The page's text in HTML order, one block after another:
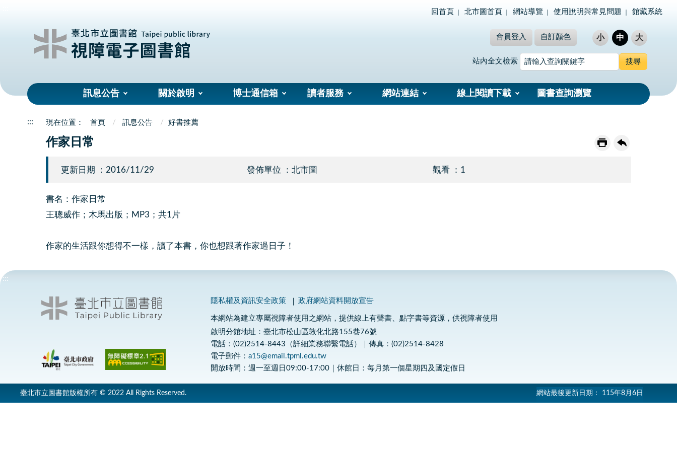
回首頁 北市圖首頁 網站導覽 使用說明與常見問題 館藏系統
會員登入 自訂顏色 小 中 大
站內全文檢索
訊息公告 關於啟明 博士通信箱 讀者服務 網站連結 線上閱讀下載 圖書查詢瀏覽
::: 首頁 訊息公告 好書推薦
作家日常
更新日期 ：2016/11/29 發佈單位 ：北市圖 觀看 ：1
書名：作家日常
王聰威作；木馬出版；MP3；共1片
作家的生活跟你想得不一樣，讀了本書，你也想跟著作家過日子！
:::
隱私權及資訊安全政策 政府網站資料開放宣告
本網站為建立專屬視障者使用之網站，提供線上有聲書、點字書等資源，供視障者使用
啟明分館地址：臺北市松山區敦化北路155巷76號
電話：(02)2514-8443（詳細業務聯繫電話）｜傳真：(02)2514-8428
電子郵件：a15@email.tpml.edu.tw
開放時間：週一至週日09:00-17:00｜休館日：每月第一個星期四及國定假日
臺北市立圖書館版權所有 © 2022 All Rights Reserved. 網站最後更新日期： 115年8月6日